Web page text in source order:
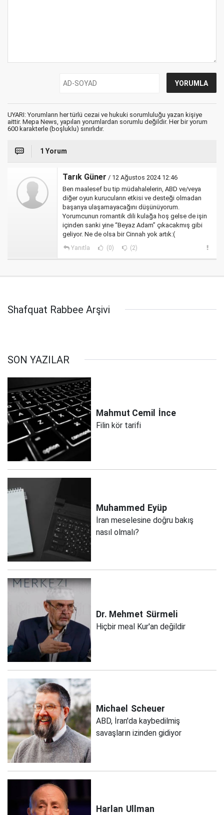
UYARI: Yorumların her türlü cezai ve hukuki sorumluluğu yazan kişiye
aittir. Mepa News, yapılan yorumlardan sorumlu değildir. Her bir yorum
600 karakterle (boşluklu) sınırlıdır.
1 Yorum
Tarık Güner / 12 Ağustos 2024 12:46
Ben maalesef bu tip müdahalelerin, ABD ve/veya
diğer oyun kurucuların etkisi ve desteği olmadan
başarıya ulaşamayacağını düşünüyorum.
Yorumcunun romantik dili kulağa hoş gelse de işin
içinden sanki yine “Beyaz Adam” çıkacakmış gibi
geliyor. Ne de olsa bir Cinnah yok artık:(
Yanıtla (0) (2)
Shafquat Rabbee Arşivi
SON YAZILAR
Mahmut Cemil İnce
Filin kör tarifi
Muhammed Eyüp
İran meselesine doğru bakış
nasıl olmalı?
Dr. Mehmet Sürmeli
Hiçbir meal Kur'an değildir
Michael Scheuer
ABD, İran'da kaybedilmiş
savaşların izinden gidiyor
Harlan Ullman